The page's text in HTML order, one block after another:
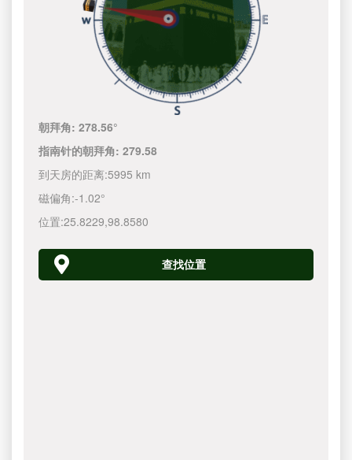
朝拜角:278.56°
指南针的朝拜角:279.58
到天房的距离:5995 km
磁偏角:-1.02°
位置:25.8229,98.8580
查找位置